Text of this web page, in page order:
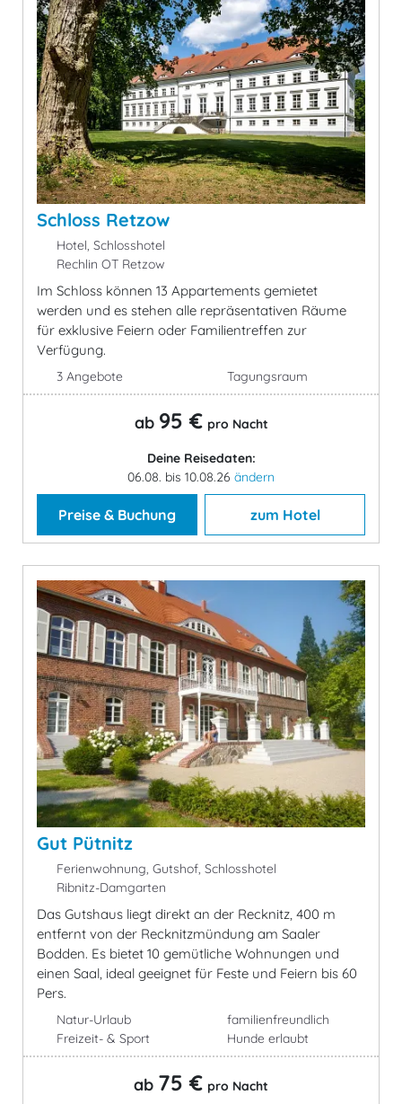
Schloss Retzow
Hotel, Schlosshotel
Rechlin OT Retzow
Im Schloss können 13 Appartements gemietet
werden und es stehen alle repräsentativen Räume
für exklusive Feiern oder Familientreffen zur
Verfügung.
3 Angebote Tagungsraum
ab 95 € pro Nacht
Deine Reisedaten:
06.08. bis 10.08.26 ändern
Preise & Buchung zum Hotel
Gut Pütnitz
Ferienwohnung, Gutshof, Schlosshotel
Ribnitz-Damgarten
Das Gutshaus liegt direkt an der Recknitz, 400 m
entfernt von der Recknitzmündung am Saaler
Bodden. Es bietet 10 gemütliche Wohnungen und
einen Saal, ideal geeignet für Feste und Feiern bis 60
Pers.
Natur-Urlaub
Freizeit- & Sport
familienfreundlich
Hunde erlaubt
ab 75 € pro Nacht